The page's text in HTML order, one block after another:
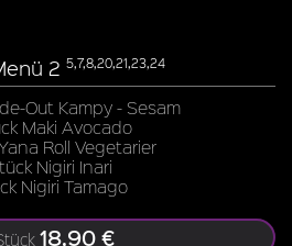
2 5,7,8,20,21,23,24
Out Kampy - Sesam
Maki Avocado
Roll Vegetarier
Nigiri Inari
Nigiri Tamago
18,90 €